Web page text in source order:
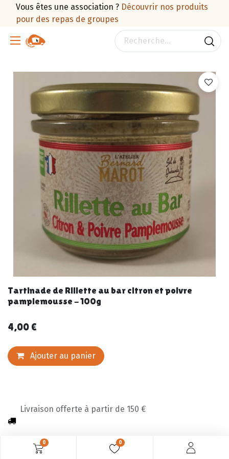
0 0
Vous êtes une association ? Découvrir nos produits
pour des repas de groupes
Tartinade de Rillette au bar citron et poivre
pamplemousse - 100g
4,00 €
Ajouter au panier
Livraison offerte à partir de 150 €